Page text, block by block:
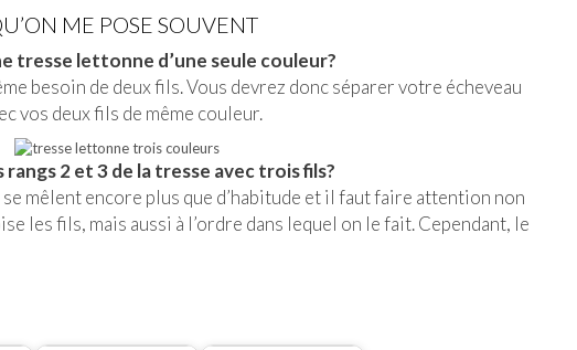
ME POSE SOUVENT
tresse lettonne d’une seule couleur?
besoin de deux fils. Vous devrez donc séparer votre écheveau
vos deux fils de même couleur.
2 et 3 de la tresse avec trois fils?
mêlent encore plus que d’habitude et il faut faire attention non
les fils, mais aussi à l’ordre dans lequel on le fait. Cependant, le